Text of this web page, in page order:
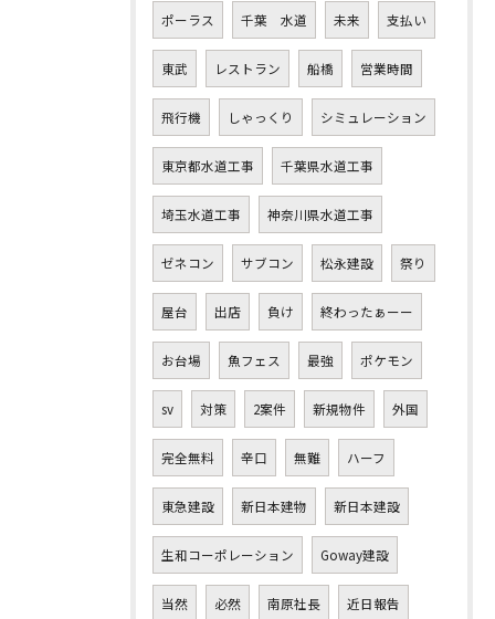
ポーラス 千葉 水道 未来 支払い
東武 レストラン 船橋 営業時間
飛行機 しゃっくり シミュレーション
東京都水道工事 千葉県水道工事
埼玉水道工事 神奈川県水道工事
ゼネコン サブコン 松永建設 祭り
屋台 出店 負け 終わったぁーー
お台場 魚フェス 最強 ポケモン
sv 対策 2案件 新規物件 外国
完全無料 辛口 無難 ハーフ
東急建設 新日本建物 新日本建設
生和コーポレーション Goway建設
当然 必然 南原社長 近日報告